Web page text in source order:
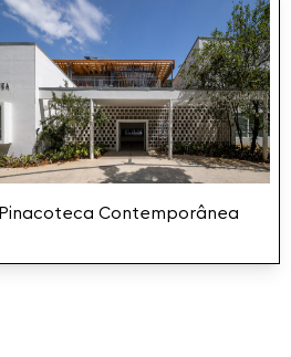
Pinacoteca Contemporânea